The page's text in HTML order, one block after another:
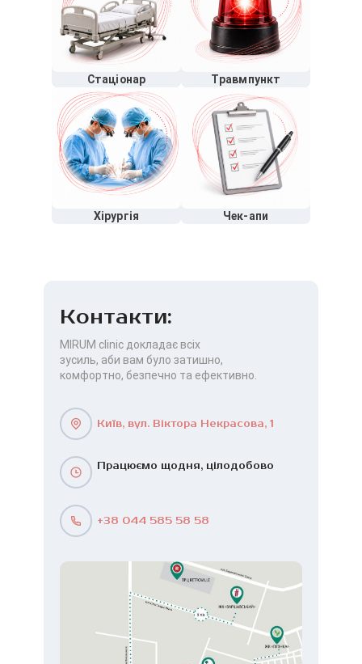
Стаціонар Травмпункт
Хірургія Чек-апи
Контакти:
MIRUM clinic докладає всіх
зусиль, аби вам було затишно,
комфортно, безпечно та ефективно.
Київ, вул. Віктора Некрасова, 1
Працюємо щодня, цілодобово
+38 044 585 58 58